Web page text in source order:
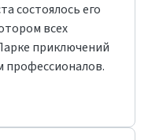
состоялось его
всех
приключений
профессионалов.